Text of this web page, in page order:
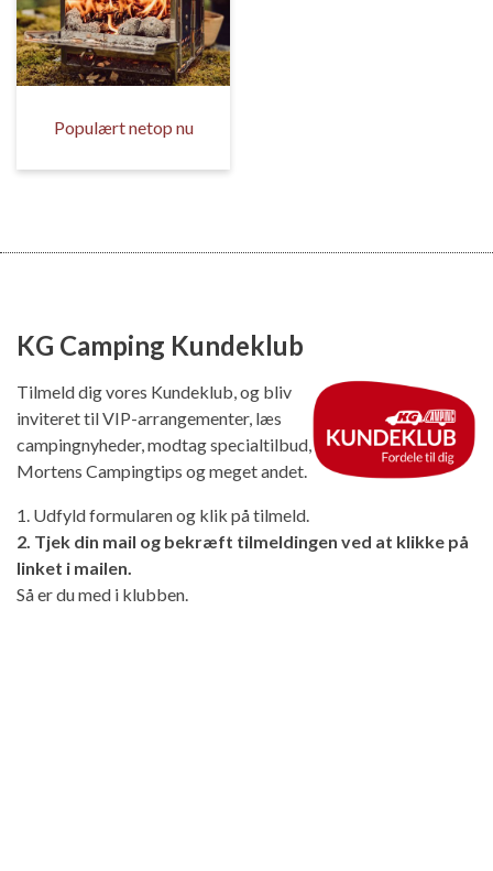
Populært netop nu
KG Camping Kundeklub
Tilmeld dig vores Kundeklub, og bliv
inviteret til VIP-arrangementer, læs
campingnyheder, modtag specialtilbud,
Mortens Campingtips og meget andet.
1. Udfyld formularen og klik på tilmeld.
2. Tjek din mail og bekræft tilmeldingen ved at klikke på
linket i mailen.
Så er du med i klubben.